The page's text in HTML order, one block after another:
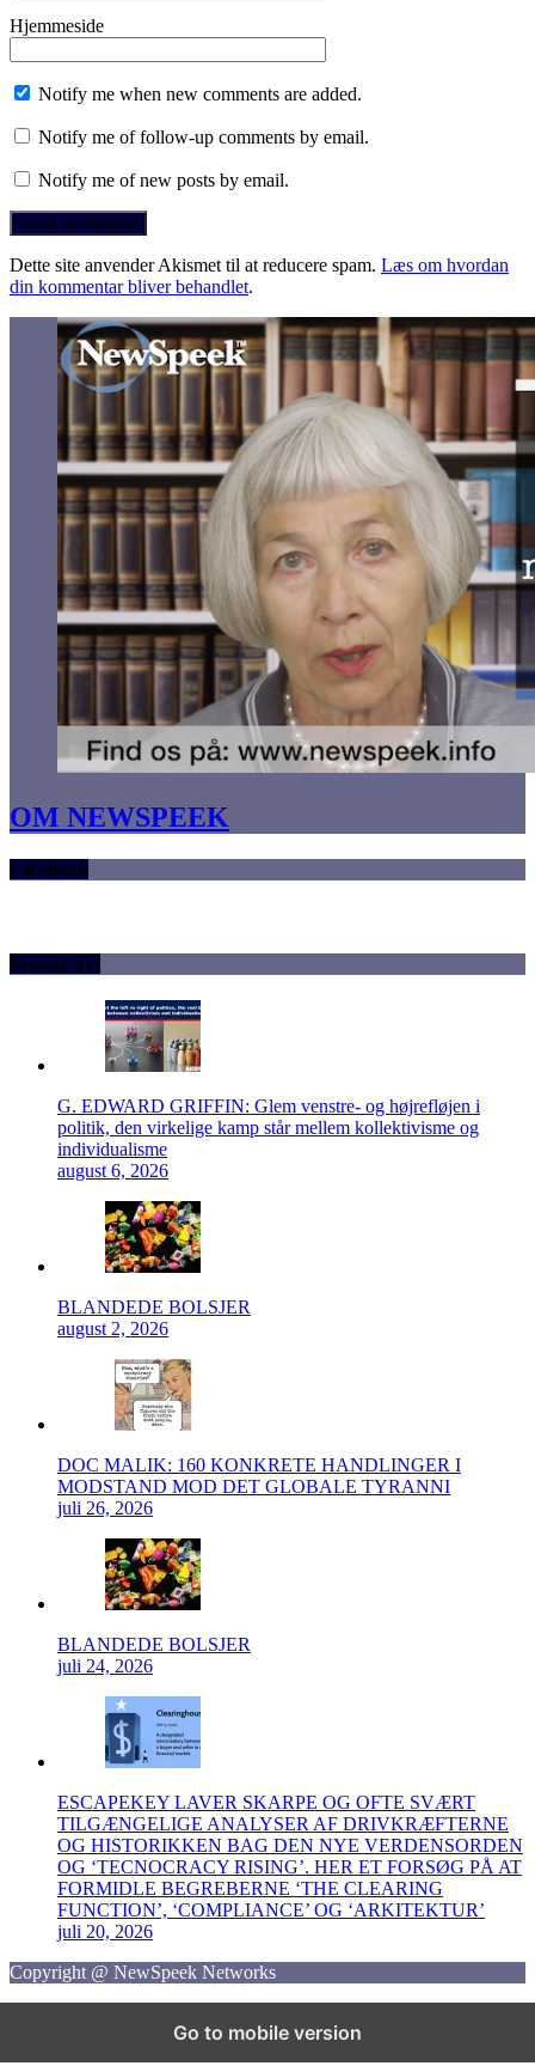
Hjemmeside
Notify me when new comments are added.
Notify me of follow-up comments by email.
Notify me of new posts by email.
Dette site anvender Akismet til at reducere spam. Læs om hvordan
din kommentar bliver behandlet.
OM NEWSPEEK
Facebook
Seneste nyt
G. EDWARD GRIFFIN: Glem venstre- og højrefløjen i
politik, den virkelige kamp står mellem kollektivisme og
individualisme
august 6, 2026
BLANDEDE BOLSJER
august 2, 2026
DOC MALIK: 160 KONKRETE HANDLINGER I
MODSTAND MOD DET GLOBALE TYRANNI
juli 26, 2026
BLANDEDE BOLSJER
juli 24, 2026
ESCAPEKEY LAVER SKARPE OG OFTE SVÆRT
TILGÆNGELIGE ANALYSER AF DRIVKRÆFTERNE
OG HISTORIKKEN BAG DEN NYE VERDENSORDEN
OG ‘TECNOCRACY RISING’. HER ET FORSØG PÅ AT
FORMIDLE BEGREBERNE ‘THE CLEARING
FUNCTION’, ‘COMPLIANCE’ OG ‘ARKITEKTUR’
juli 20, 2026
Copyright @ NewSpeek Networks
Go to mobile version